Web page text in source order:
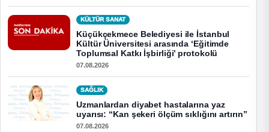
KÜLTÜR SANAT
Küçükçekmece Belediyesi ile İstanbul
Kültür Üniversitesi arasında ‘Eğitimde
Toplumsal Katkı İşbirliği’ protokolü
07.08.2026
SAĞLIK
Uzmanlardan diyabet hastalarına yaz
uyarısı: “Kan şekeri ölçüm sıklığını artırın”
07.08.2026